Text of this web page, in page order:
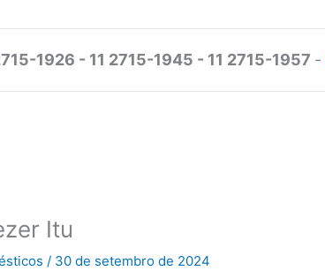
1926 - 11 2715-1945 - 11 2715-1957 -
Itu
/ 30 de setembro de 2024